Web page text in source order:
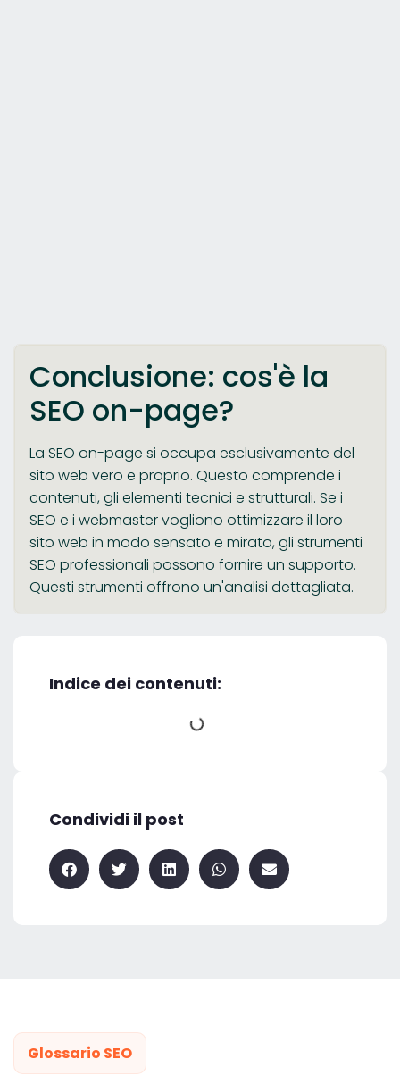
Conclusione: cos'è la
SEO on-page?
La SEO on-page si occupa esclusivamente del
sito web vero e proprio. Questo comprende i
contenuti, gli elementi tecnici e strutturali. Se i
SEO e i webmaster vogliono ottimizzare il loro
sito web in modo sensato e mirato, gli strumenti
SEO professionali possono fornire un supporto.
Questi strumenti offrono un'analisi dettagliata.
Indice dei contenuti:
Condividi il post
Glossario SEO